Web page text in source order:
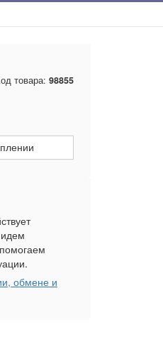
товара: 98855
обмене и